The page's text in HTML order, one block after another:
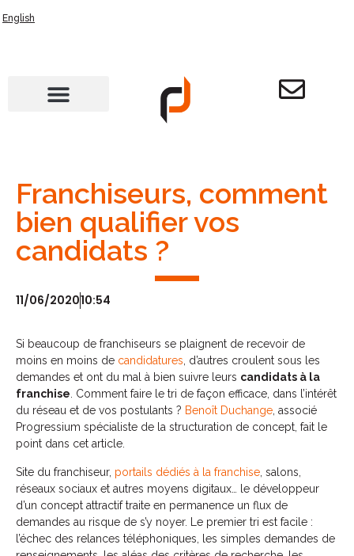
English
Franchiseurs, comment
bien qualifier vos
candidats ?
11/06/202010:54
Si beaucoup de franchiseurs se plaignent de recevoir de
moins en moins de candidatures, d’autres croulent sous les
demandes et ont du mal à bien suivre leurs candidats à la
franchise. Comment faire le tri de façon efficace, dans l’intérêt
du réseau et de vos postulants ? Benoît Duchange, associé
Progressium spécialiste de la structuration de concept, fait le
point dans cet article.
Site du franchiseur, portails dédiés à la franchise , salons,
réseaux sociaux et autres moyens digitaux… le développeur
d’un concept attractif traite en permanence un flux de
demandes au risque de s’y noyer. Le premier tri est facile :
l’échec des relances téléphoniques, les simples demandes de